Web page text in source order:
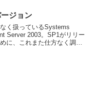
なかったんですわ）、「ど
ートに...
ジョン
く扱っているSystems
Server 2003。SP1がリリー
に、これまた仕方なく調べ